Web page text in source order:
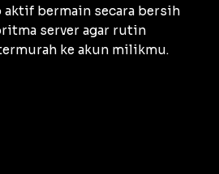
aktif bermain secara bersih
server agar rutin
ke akun milikmu.